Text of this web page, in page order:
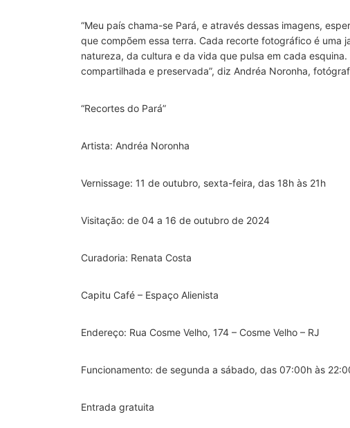
“Meu país chama-se Pará, e através dessas imagens,
que compõem essa terra. Cada recorte fotográfico é uma
natureza, da cultura e da vida que pulsa em cada
compartilhada e preservada”, diz Andréa Noronha,
“Recortes do Pará”
Artista: Andréa Noronha
Vernissage: 11 de outubro, sexta-feira, das 18h às 21h
Visitação: de 04 a 16 de outubro de 2024
Curadoria: Renata Costa
Capitu Café – Espaço Alienista
Endereço: Rua Cosme Velho, 174 – Cosme Velho – RJ
Funcionamento: de segunda a sábado, das 07:00h às
Entrada gratuita